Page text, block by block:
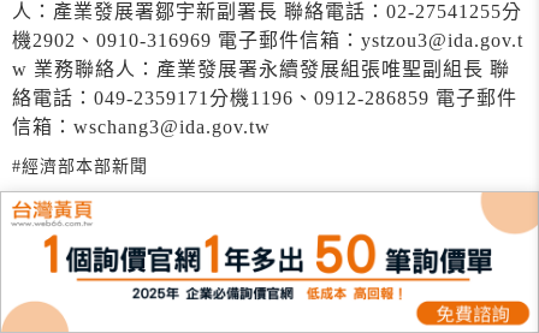
人：產業發展署鄒宇新副署長 聯絡電話：02-27541255分
機2902、0910-316969 電子郵件信箱：ystzou3@ida.gov.t
w 業務聯絡人：產業發展署永續發展組張唯聖副組長 聯
絡電話：049-2359171分機1196、0912-286859 電子郵件
信箱：wschang3@ida.gov.tw
#經濟部本部新聞